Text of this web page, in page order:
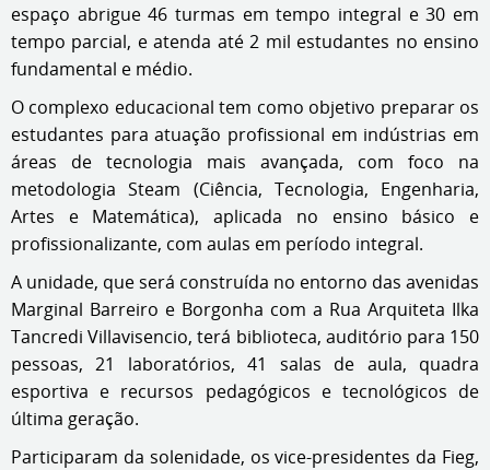
espaço abrigue 46 turmas em tempo integral e 30 em
tempo parcial, e atenda até 2 mil estudantes no ensino
fundamental e médio.
O complexo educacional tem como objetivo preparar os
estudantes para atuação profissional em indústrias em
áreas de tecnologia mais avançada, com foco na
metodologia Steam (Ciência, Tecnologia, Engenharia,
Artes e Matemática), aplicada no ensino básico e
profissionalizante, com aulas em período integral.
A unidade, que será construída no entorno das avenidas
Marginal Barreiro e Borgonha com a Rua Arquiteta Ilka
Tancredi Villavisencio, terá biblioteca, auditório para 150
pessoas, 21 laboratórios, 41 salas de aula, quadra
esportiva e recursos pedagógicos e tecnológicos de
última geração.
Participaram da solenidade, os vice-presidentes da Fieg,